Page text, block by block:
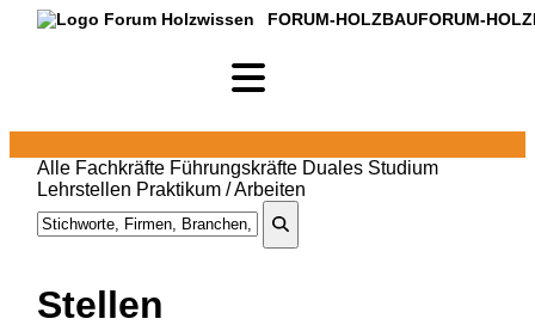
FORUM-HOLZBAUFORUM-
Alle Fachkräfte Führungskräfte Duales Studium
Lehrstellen Praktikum / Arbeiten
Stellen